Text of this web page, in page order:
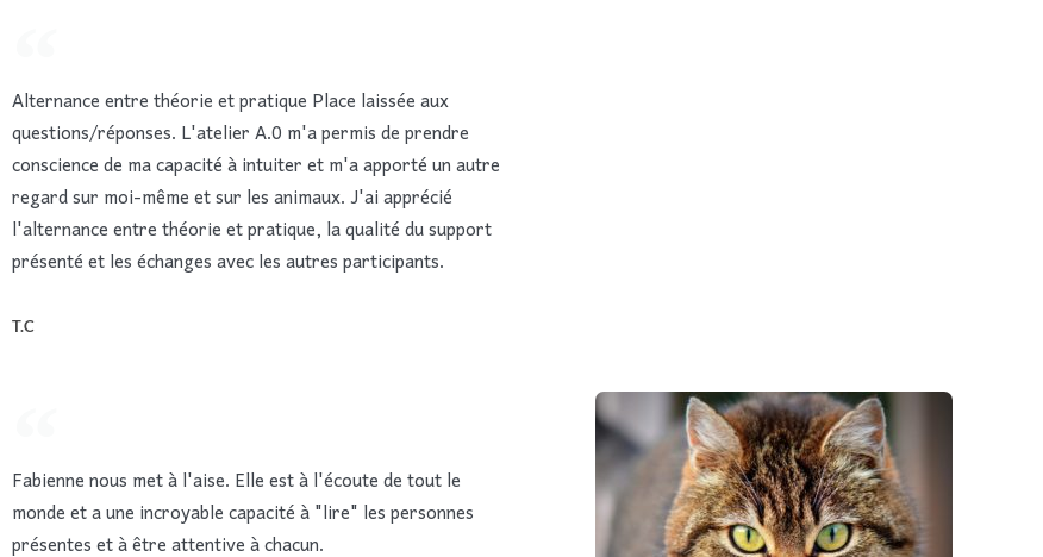
Alternance entre théorie et pratique Place laissée aux
questions/réponses. L'atelier A.0 m'a permis de prendre
conscience de ma capacité à intuiter et m'a apporté un autre
regard sur moi-même et sur les animaux. J'ai apprécié
l'alternance entre théorie et pratique, la qualité du support
présenté et les échanges avec les autres participants.
T.C
Fabienne nous met à l'aise. Elle est à l'écoute de tout le
monde et a une incroyable capacité à "lire" les personnes
présentes et à être attentive à chacun.